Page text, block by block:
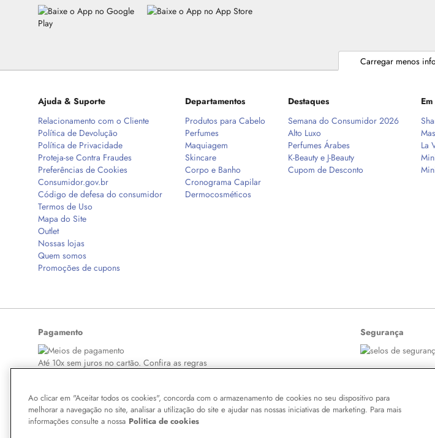
Carregar menos
Ajuda & Suporte
Relacionamento com o Cliente
Política de Devolução
Política de Privacidade
Proteja-se Contra Fraudes
Preferências de Cookies
Consumidor.gov.br
Código de defesa do consumidor
Termos de Uso
Mapa do Site
Outlet
Nossas lojas
Quem somos
Promoções de cupons
Departamentos
Produtos para Cabelo
Perfumes
Maquiagem
Skincare
Corpo e Banho
Cronograma Capilar
Dermocosméticos
Destaques
Semana do Consumidor 2026
Alto Luxo
Perfumes Árabes
K-Beauty e J-Beauty
Cupom de Desconto
La
Pagamento
Até 10x sem juros no cartão. Confira as regras
Segurança
Copyright © 2026 BelezaNaWeb.com.br. Todos os direitos reservados. Todo o conteúdo do site, todas as fotos, imagens,
aqui veiculados são de propriedade exclusiva da Boticário Produto de Beleza Ltda. É vedada qualquer reprodução, total
Ao clicar em "Aceitar todos os cookies", concorda com o armazenamento de cookies no seu dispositivo para
melhorar a navegação no site, analisar a utilização do site e ajudar nas nossas iniciativas de marketing. Para mais
informações consulte a nossa Politica de cookies